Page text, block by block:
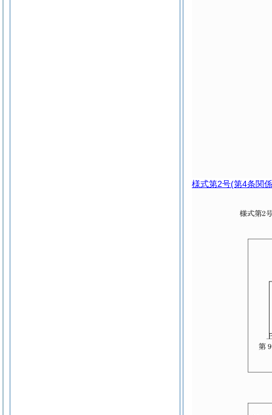
様式第2号(第4条関